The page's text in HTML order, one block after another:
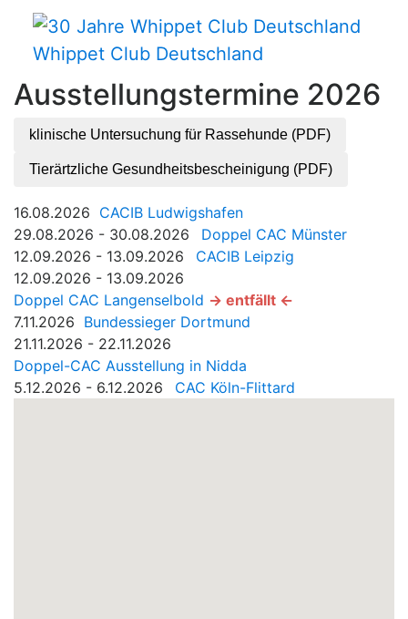
Whippet Club Deutschland
Ausstellungstermine 2026
klinische Untersuchung für Rassehunde (PDF)
Tierärtzliche Gesundheitsbescheinigung (PDF)
16.08.2026 CACIB Ludwigshafen
29.08.2026 - 30.08.2026
Doppel CAC Münster
12.09.2026 - 13.09.2026
CACIB Leipzig
12.09.2026 - 13.09.2026
Doppel CAC Langenselbold -> entfällt <-
7.11.2026 Bundessieger Dortmund
21.11.2026 - 22.11.2026
Doppel-CAC Ausstellung in Nidda
5.12.2026 - 6.12.2026
CAC Köln-Flittard